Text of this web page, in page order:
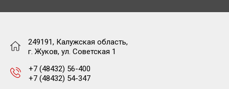
249191, Калужская область,
г. Жуков, ул. Советская 1
+7 (48432) 56-400
+7 (48432) 54-347